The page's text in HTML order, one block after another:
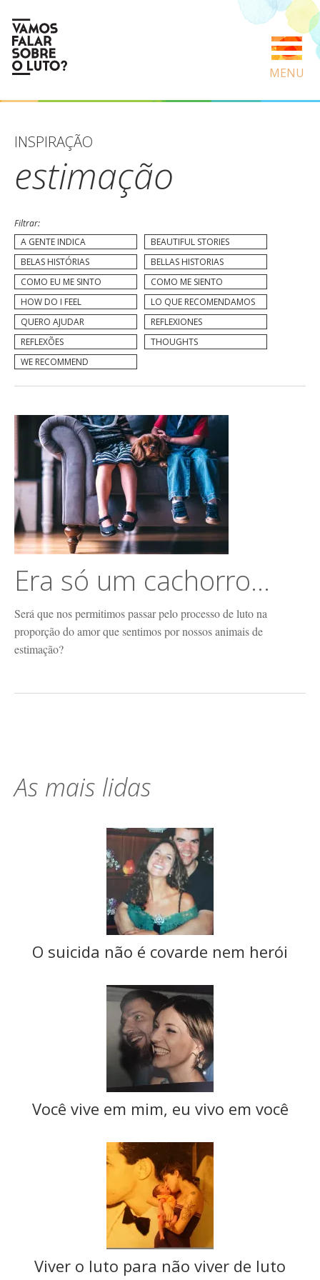
MENU
INSPIRAÇÃO
estimação
Filtrar:
A GENTE INDICA
BEAUTIFUL STORIES
BELAS HISTÓRIAS
BELLAS HISTORIAS
COMO EU ME SINTO
COMO ME SIENTO
HOW DO I FEEL
LO QUE RECOMENDAMOS
QUERO AJUDAR
REFLEXIONES
REFLEXÕES
THOUGHTS
WE RECOMMEND
Era só um cachorro…
Será que nos permitimos passar pelo processo de luto na
proporção do amor que sentimos por nossos animais de
estimação?
As mais lidas
O suicida não é covarde nem herói
Você vive em mim, eu vivo em você
Viver o luto para não viver de luto